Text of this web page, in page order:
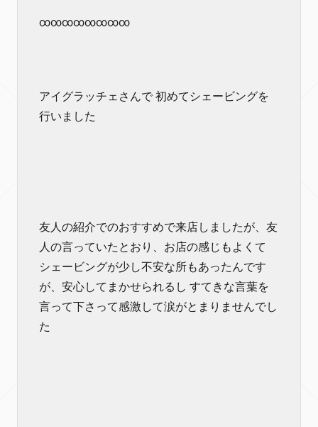
∞∞∞∞∞∞∞∞
アイグラッチェさんで 初めてシェービングを
行いました
友人の紹介でのおすすめで来店しましたが、友
人の言っていたとおり、お店の感じもよくて
シェービングが少し不安な所もあったんです
が、安心してまかせられるし すてきな言葉を
言って下さって感激して涙がとまりませんでし
た